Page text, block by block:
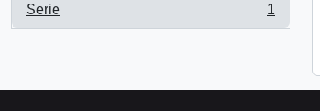
Serie
, 1 resultados
1